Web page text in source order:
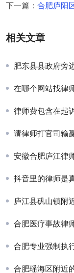
下一篇： 合肥庐阳
相关文章
肥东县县政府旁
在哪个网站找律
律师费包含在起
请律师打官司输
安徽合肥庐江律
抖音里的律师是
庐江县矾山镇附
合肥医疗事故律
合肥专业强制执
合肥瑶海区附近